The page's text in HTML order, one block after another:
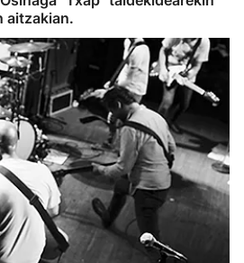
aitzakian.